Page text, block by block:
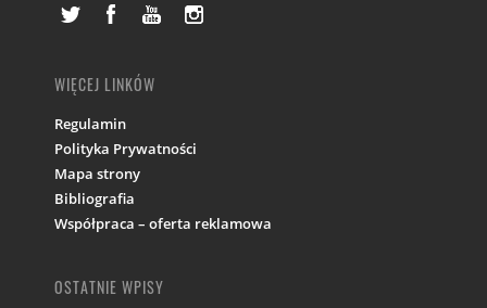
WIĘCEJ LINKÓW
Regulamin
Polityka Prywatności
Mapa strony
Bibliografia
Współpraca – oferta reklamowa
OSTATNIE WPISY